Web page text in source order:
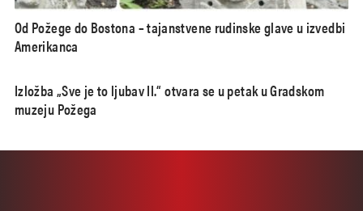
Od Požege do Bostona – tajanstvene rudinske glave u izvedbi
Amerikanca
Izložba „Sve je to ljubav II.“ otvara se u petak u Gradskom
muzeju Požega